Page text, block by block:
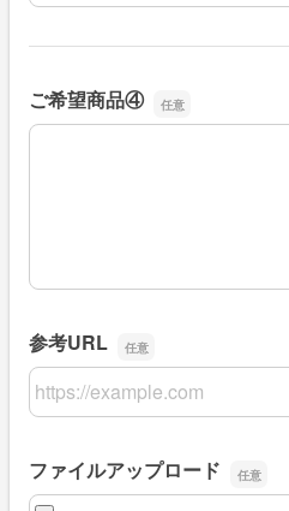
ご希望商品④
ご希望商品④
参考URL
参考URL
ファイルアップロード